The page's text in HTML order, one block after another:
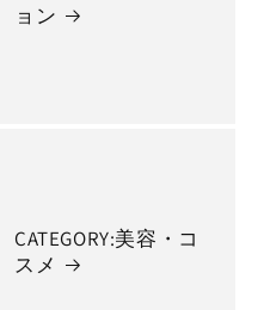
ョン
CATEGORY:美容・コ
スメ